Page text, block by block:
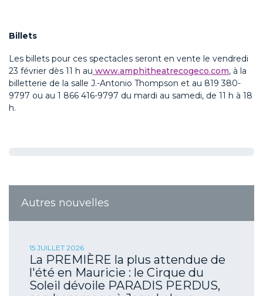
Billets
Les billets pour ces spectacles seront en vente le vendredi
23 février dès 11 h au www.amphitheatrecogeco.com, à la
billetterie de la salle J.-Antonio Thompson et au 819 380-
9797 ou au 1 866 416-9797 du mardi au samedi, de 11 h à 18
h.
Autres nouvelles
15 JUILLET 2026
La PREMIÈRE la plus attendue de
l'été en Mauricie : le Cirque du
Soleil dévoile PARADIS PERDUS,